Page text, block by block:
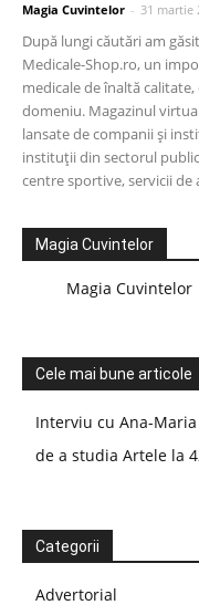
Magia Cuvintelor - 31 martie
După lungi căutări am
Medicale-Shop.ro, un
medicale de înaltă
domeniu. Magazinul
lansate de companii și
instituții din sectorul
centre sportive, servicii de
Magia Cuvintelor
Magia Cuvintelor
Cele mai bune articole
Interviu cu Ana-
de a studia Artele la
Categorii
Advertorial